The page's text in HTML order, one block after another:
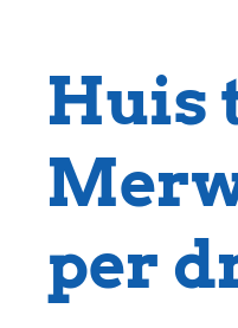
Huis
per